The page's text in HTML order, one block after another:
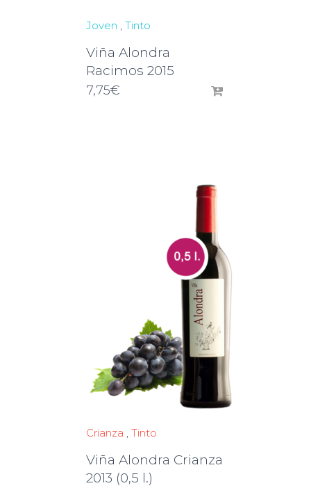
Joven , Tinto
Viña Alondra
Racimos 2015
7,75€
Crianza , Tinto
Viña Alondra Crianza
2013 (0,5 l.)